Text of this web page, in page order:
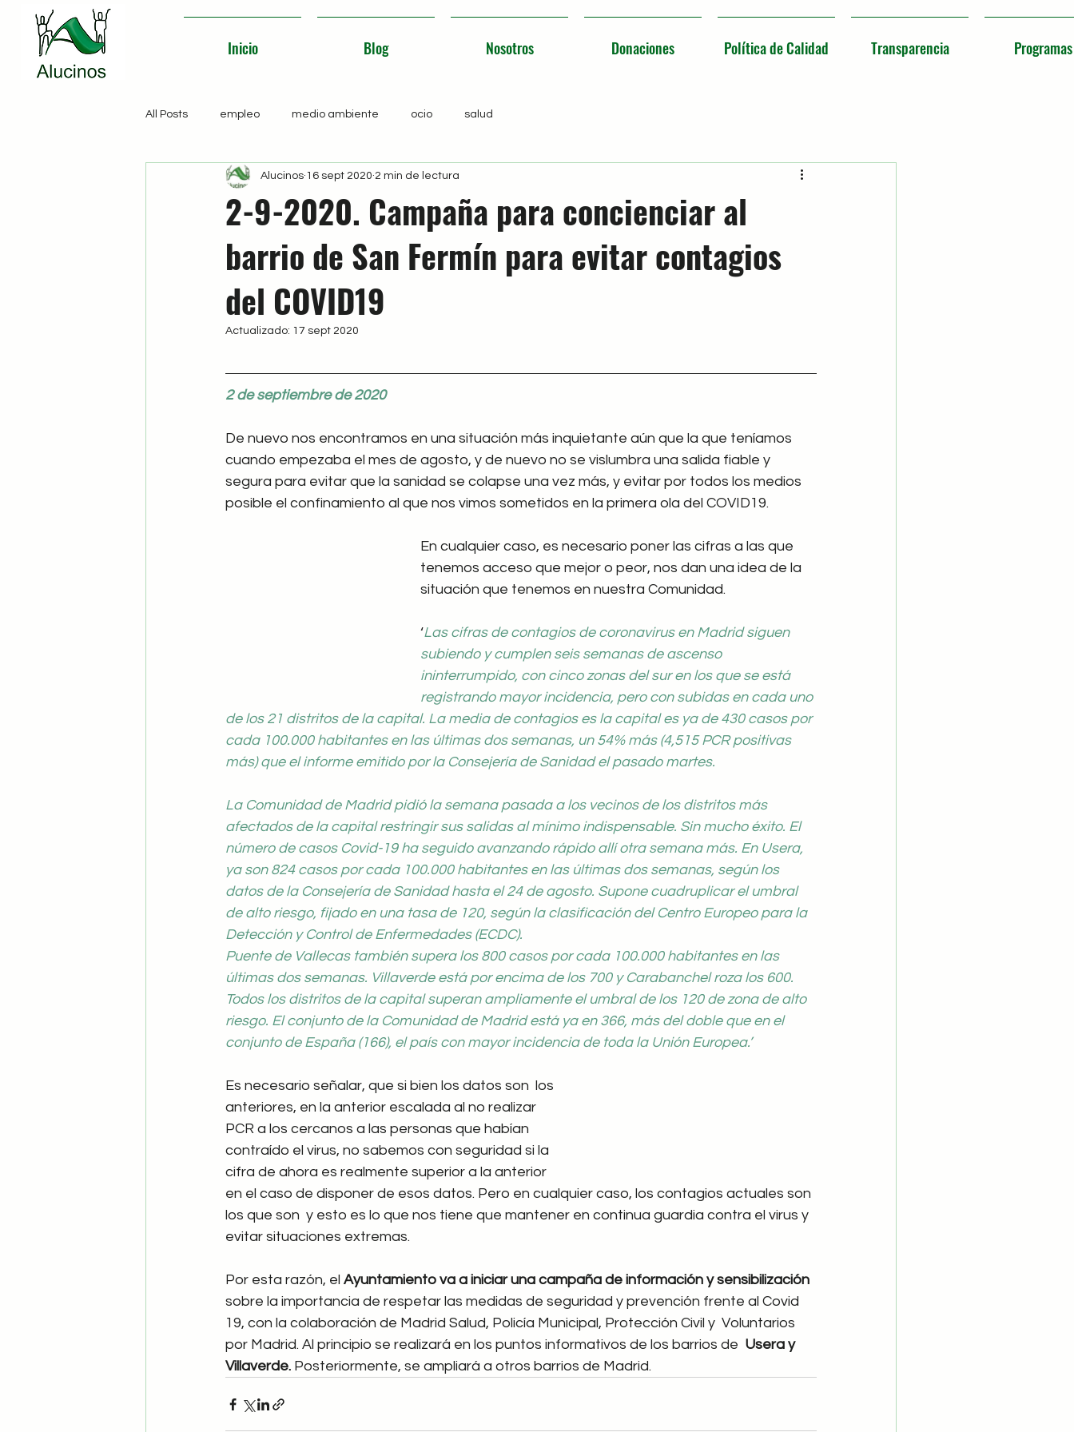
Inicio Blog Nosotros Donaciones Política de Calidad Transparencia Programas
All Posts empleo medio ambiente ocio salud
2-9-2020. Campaña para concienciar al
barrio de San Fermín para evitar contagios
del COVID19
Alucinos 16 sept 2020 2 min de lectura
Actualizado: 17 sept 2020
2 de septiembre de 2020
De nuevo nos encontramos en una situación más inquietante aún que la que teníamos
cuando empezaba el mes de agosto, y de nuevo no se vislumbra una salida fiable y
segura para evitar que la sanidad se colapse una vez más, y evitar por todos los medios
posible el confinamiento al que nos vimos sometidos en la primera ola del COVID19.
En cualquier caso, es necesario poner las cifras a las que
tenemos acceso que mejor o peor, nos dan una idea de la
situación que tenemos en nuestra Comunidad.
‘Las cifras de contagios de coronavirus en Madrid siguen
subiendo y cumplen seis semanas de ascenso
ininterrumpido, con cinco zonas del sur en los que se está
registrando mayor incidencia, pero con subidas en cada uno
de los 21 distritos de la capital. La media de contagios es la capital es ya de 430 casos por
cada 100.000 habitantes en las últimas dos semanas, un 54% más (4,515 PCR positivas
más) que el informe emitido por la Consejería de Sanidad el pasado martes.
La Comunidad de Madrid pidió la semana pasada a los vecinos de los distritos más
afectados de la capital restringir sus salidas al mínimo indispensable. Sin mucho éxito. El
número de casos Covid-19 ha seguido avanzando rápido allí otra semana más. En Usera,
ya son 824 casos por cada 100.000 habitantes en las últimas dos semanas, según los
datos de la Consejería de Sanidad hasta el 24 de agosto. Supone cuadruplicar el umbral
de alto riesgo, fijado en una tasa de 120, según la clasificación del Centro Europeo para la
Detección y Control de Enfermedades (ECDC).
Puente de Vallecas también supera los 800 casos por cada 100.000 habitantes en las
últimas dos semanas. Villaverde está por encima de los 700 y Carabanchel roza los 600.
Todos los distritos de la capital superan ampliamente el umbral de los 120 de zona de alto
riesgo. El conjunto de la Comunidad de Madrid está ya en 366, más del doble que en el
conjunto de España (166), el país con mayor incidencia de toda la Unión Europea.’
Es necesario señalar, que si bien los datos son  los
anteriores, en la anterior escalada al no realizar
PCR a los cercanos a las personas que habían
contraído el virus, no sabemos con seguridad si la
cifra de ahora es realmente superior a la anterior
en el caso de disponer de esos datos. Pero en cualquier caso, los contagios actuales son
los que son  y esto es lo que nos tiene que mantener en continua guardia contra el virus y
evitar situaciones extremas.
Por esta razón, el Ayuntamiento va a iniciar una campaña de información y sensibilización
sobre la importancia de respetar las medidas de seguridad y prevención frente al Covid
19, con la colaboración de Madrid Salud, Policía Municipal, Protección Civil y  Voluntarios
por Madrid. Al principio se realizará en los puntos informativos de los barrios de Usera y
Villaverde. Posteriormente, se ampliará a otros barrios de Madrid.